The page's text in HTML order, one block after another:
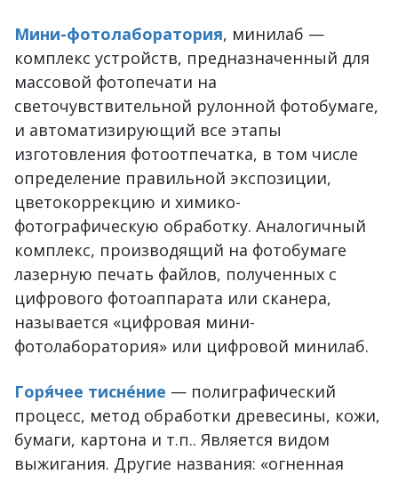
Мини-фотолаборатория, минилаб —
комплекс устройств, предназначенный для
массовой фотопечати на
светочувствительной рулонной фотобумаге,
и автоматизирующий все этапы
изготовления фотоотпечатка, в том числе
определение правильной экспозиции,
цветокоррекцию и химико-
фотографическую обработку. Аналогичный
комплекс, производящий на фотобумаге
лазерную печать файлов, полученных с
цифрового фотоаппарата или сканера,
называется «цифровая мини-
фотолаборатория» или цифровой минилаб.
Горя́чее тисне́ние — полиграфический
процесс, метод обработки древесины, кожи,
бумаги, картона и т.п.. Является видом
выжигания. Другие названия: «огненная